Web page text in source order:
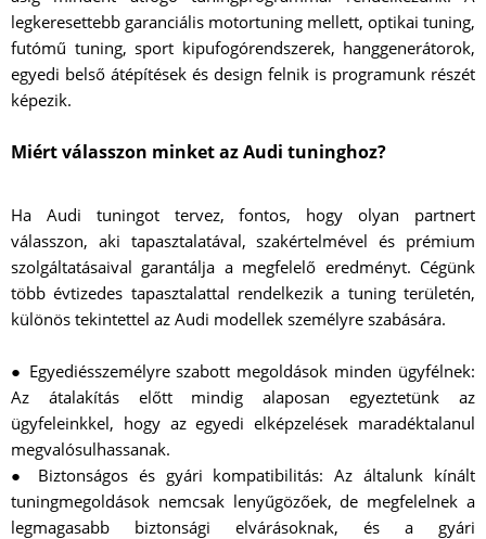
legkeresettebb garanciális motortuning mellett, optikai tuning,
futómű tuning, sport kipufogórendszerek, hanggenerátorok,
egyedi belső átépítések és design felnik is programunk részét
képezik.
Miért válasszon minket az Audi tuninghoz?
Ha Audi tuningot tervez, fontos, hogy olyan partnert
válasszon, aki tapasztalatával, szakértelmével és prémium
szolgáltatásaival garantálja a megfelelő eredményt. Cégünk
több évtizedes tapasztalattal rendelkezik a tuning területén,
különös tekintettel az Audi modellek személyre szabására.
● Egyediésszemélyre szabott megoldások minden ügyfélnek:
Az átalakítás előtt mindig alaposan egyeztetünk az
ügyfeleinkkel, hogy az egyedi elképzelések maradéktalanul
megvalósulhassanak.
● Biztonságos és gyári kompatibilitás: Az általunk kínált
tuningmegoldások nemcsak lenyűgözőek, de megfelelnek a
legmagasabb biztonsági elvárásoknak, és a gyári